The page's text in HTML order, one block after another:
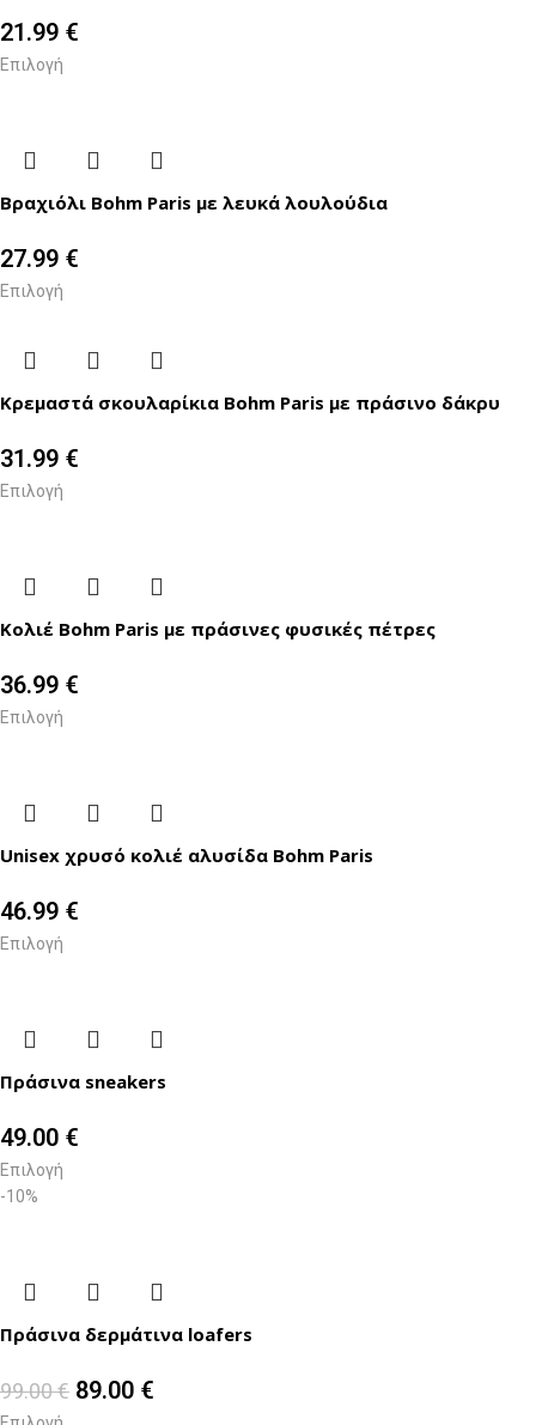
21.99 €
Επιλογή
Βραχιόλι Bohm Paris με λευκά λουλούδια
27.99 €
Επιλογή
Κρεμαστά σκουλαρίκια Bohm Paris με πράσινο δάκρυ
31.99 €
Επιλογή
Κολιέ Bohm Paris με πράσινες φυσικές πέτρες
36.99 €
Επιλογή
Unisex χρυσό κολιέ αλυσίδα Bohm Paris
46.99 €
Επιλογή
Πράσινα sneakers
49.00 €
Επιλογή
-10%
Πράσινα δερμάτινα loafers
99.00€ 89.00 €